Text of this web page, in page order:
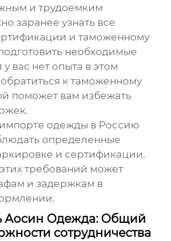
и трудоемким
заранее узнать все
и таможенному
необходимые
вас нет опыта в этом
к таможенному
поможет вам избежать
одежды в Россию
определенные
и сертификации.
требований может
и задержкам в
Аосин Одежда: Общий
сотрудничества